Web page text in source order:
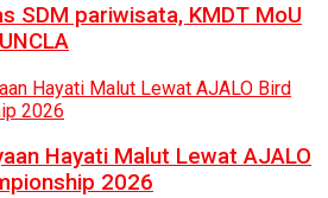
SDM pariwisata, KMDT MoU
Hayati Malut Lewat AJALO
2026